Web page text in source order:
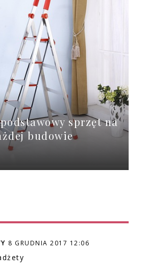
sprzęt na
budowie
8 GRUDNIA 2017 12:06